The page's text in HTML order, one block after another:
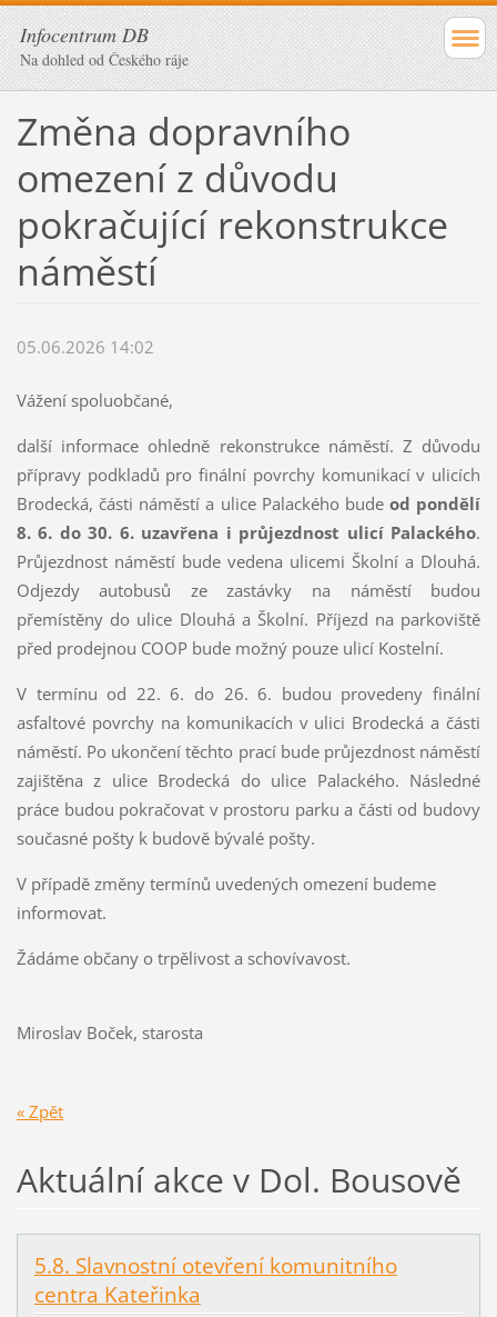
Infocentrum DB
Na dohled od Českého ráje
Změna dopravního
omezení z důvodu
pokračující rekonstrukce
náměstí
05.06.2026 14:02
Vážení spoluobčané,
další informace ohledně rekonstrukce náměstí. Z důvodu
přípravy podkladů pro finální povrchy komunikací v ulicích
Brodecká, části náměstí a ulice Palackého bude od pondělí
8. 6. do 30. 6. uzavřena i průjezdnost ulicí Palackého.
Průjezdnost náměstí bude vedena ulicemi Školní a Dlouhá.
Odjezdy autobusů ze zastávky na náměstí budou
přemístěny do ulice Dlouhá a Školní. Příjezd na parkoviště
před prodejnou COOP bude možný pouze ulicí Kostelní.
V termínu od 22. 6. do 26. 6. budou provedeny finální
asfaltové povrchy na komunikacích v ulici Brodecká a části
náměstí. Po ukončení těchto prací bude průjezdnost náměstí
zajištěna z ulice Brodecká do ulice Palackého. Následné
práce budou pokračovat v prostoru parku a části od budovy
současné pošty k budově bývalé pošty.
V případě změny termínů uvedených omezení budeme
informovat.
Žádáme občany o trpělivost a schovívavost.
Miroslav Boček, starosta
« Zpět
Aktuální akce v Dol. Bousově
5.8. Slavnostní otevření komunitního
centra Kateřinka